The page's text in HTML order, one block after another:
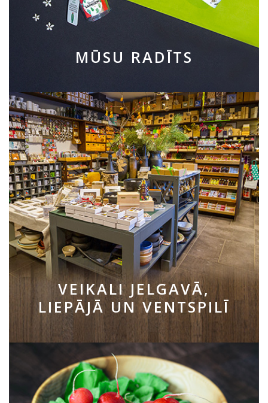
MŪSU RADĪTS
VEIKALI JELGAVĀ,
LIEPĀJĀ UN VENTSPILĪ